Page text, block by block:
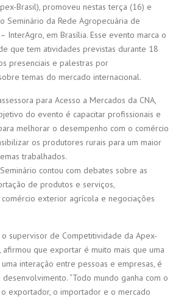
Brasil), promoveu nestas terça (16) e
Seminário da Rede Agropecuária de
InterAgro, em Brasília. Esse evento marca o
que tem atividades previstas durante 18
presenciais e palestras por
temas do mercado internacional.
para Acesso a Mercados da CNA,
do evento é capacitar profissionais e
melhorar o desempenho com o comércio
os produtores rurais para um maior
trabalhados.
contou com debates sobre as
de produtos e serviços,
exterior agrícola e negociações
o supervisor de Competitividade da Apex-
afirmou que exportar é muito mais que uma
interação entre pessoas e empresas, é
“Todo mundo ganha com o
exportador, o importador e o mercado